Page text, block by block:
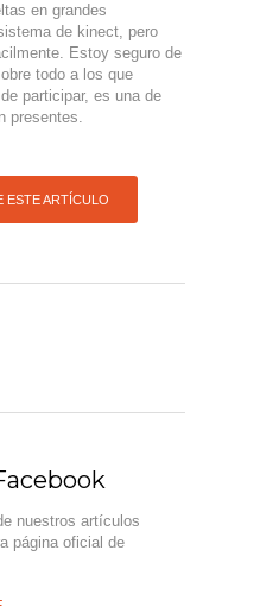
en grandes
de kinect, pero
Estoy seguro de
todo a los que
participar, es una de
presentes.
ESTE ARTÍCULO
nuestros artículos
página oficial de